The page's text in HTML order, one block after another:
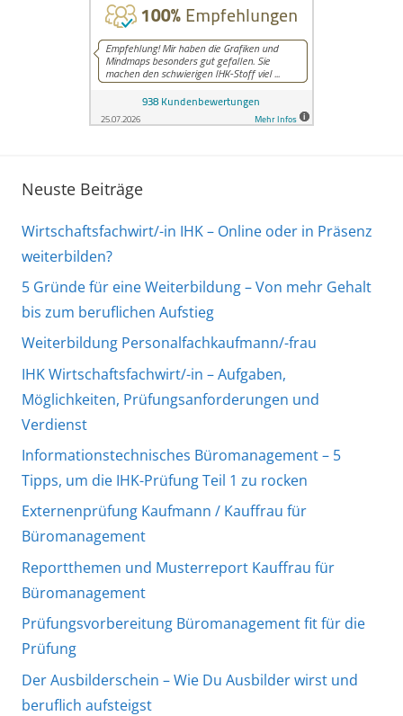
Neuste Beiträge
Wirtschaftsfachwirt/-in IHK – Online oder in Präsenz
weiterbilden?
5 Gründe für eine Weiterbildung – Von mehr Gehalt
bis zum beruflichen Aufstieg
Weiterbildung Personalfachkaufmann/-frau
IHK Wirtschaftsfachwirt/-in – Aufgaben,
Möglichkeiten, Prüfungsanforderungen und
Verdienst
Informationstechnisches Büromanagement – 5
Tipps, um die IHK-Prüfung Teil 1 zu rocken
Externenprüfung Kaufmann / Kauffrau für
Büromanagement
Reportthemen und Musterreport Kauffrau für
Büromanagement
Prüfungsvorbereitung Büromanagement fit für die
Prüfung
Der Ausbilderschein – Wie Du Ausbilder wirst und
beruflich aufsteigst